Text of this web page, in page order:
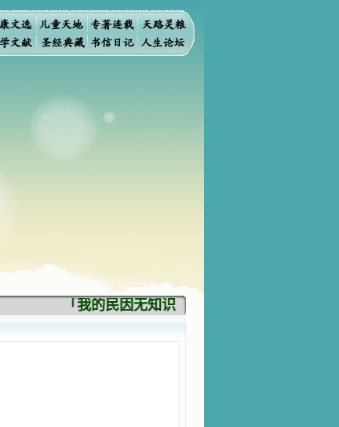
「我的民因无知识而灭亡。你弃掉知识，我